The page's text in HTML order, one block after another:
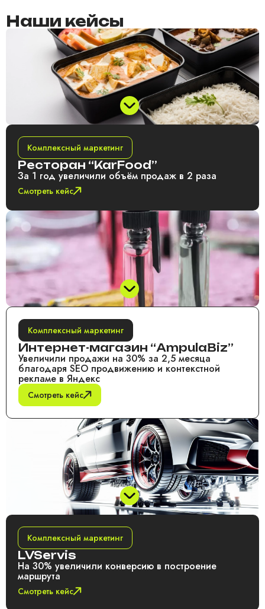
Наши кейсы
Комплексный маркетинг
Ресторан “KarFood”
За 1 год увеличили объём продаж в 2 раза
Смотреть кейс
Комплексный маркетинг
Интернет-магазин “AmpulaBiz”
Увеличили продажи на 30% за 2,5 месяца
благодаря SEO продвижению и контекстной
рекламе в Яндекс
Смотреть кейс
Комплексный маркетинг
LVServis
На 30% увеличили конверсию в построение
маршрута
Смотреть кейс